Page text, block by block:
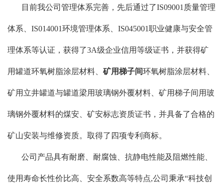
目前我公司管理体系完善，先后通过了IS09001质量管理
体系、IS014001环境管理体系、IS045001职业健康与安全管
理体系等认证，获得了3A级企业信用等级证书，并获得矿
用罐道环氧树脂涂层材料、 矿用梯子间环氧树脂涂层材料、
矿用立井罐道与罐道梁用玻璃钢外覆材料、矿用梯子间用玻
璃钢外覆材料的煤安、矿安标志资质证书，并具备了合格的
矿山安装与维修资质。取得了四项专利商标。
公司产品具有耐磨、耐腐蚀、抗静电性能及阻燃性能、
使用寿命长性价比高、安全系数高等特点,公司秉承“科技创